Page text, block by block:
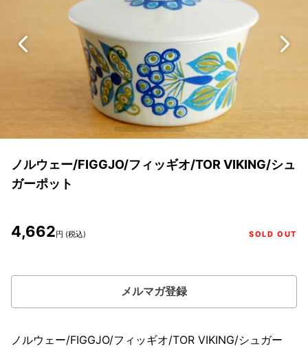
ノルウェー/FIGGJO/フィッギオ/TOR VIKING/シュ
ガーポット
4,662円 (税込) SOLD OUT
メルマガ登録
ノルウェー/FIGGJO/フィッギオ/TOR VIKING/シュガー